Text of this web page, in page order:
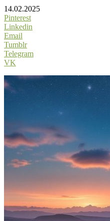
14.02.2025
Pinterest
Linkedin
Email
Tumblr
Telegram
VK